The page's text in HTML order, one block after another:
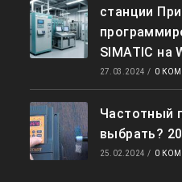
станции
SIMATIC на
27.03.2024 / 0
Частотный
выбрать?
25.02.2024 / 0